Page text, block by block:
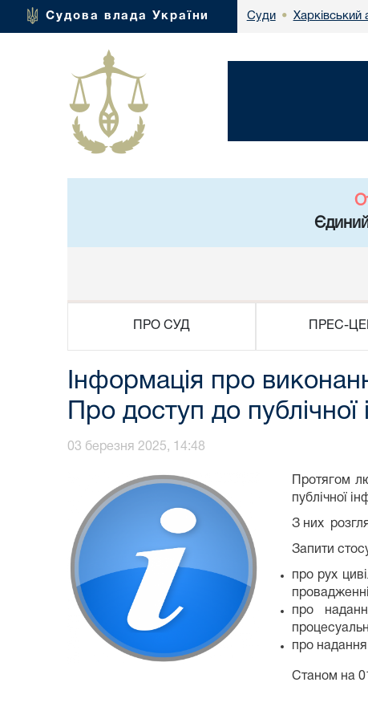
Судова влада України Суди • Харківський
ПРО СУД ПРЕС-
Інформація про
Про доступ до публічної
03 березня 2025, 14:48
Протягом
публічної
З них
Запити
про рух
про
про надання
Станом на